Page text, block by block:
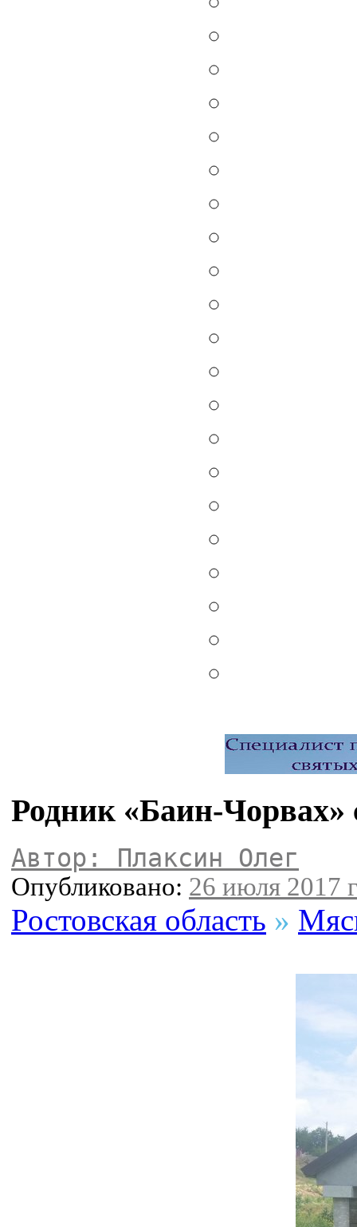
Родник «Баин-
Автор: Плаксин Олег
Опубликовано: 26 июля 2017
Ростовская область »